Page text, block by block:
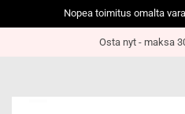
Nopea toimitus omalta
Osta nyt - maksa